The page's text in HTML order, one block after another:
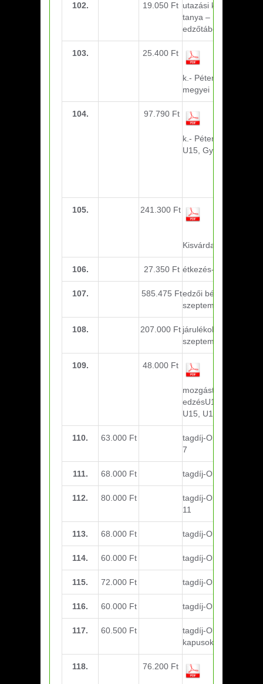
102. 19.050 Ft utazási k.- Mátyus
tanya – megyei U14
edzőtábor
103. 25.400 Ft
k.- Pétervására U14
megyei
104. 97.790 Ft
k.- Pétervására U14-
U15, Gyöngyös
105. 241.300 Ft
Kisvárda U21-U17
106. 27.350 Ft étkezés-U21-U17
107. 585.475 Ftedzői bérek-
szeptember
108. 207.000 Ft járulékok-
szeptember
109. 48.000 Ft
mozgásterápiás
edzésU12, U13, U14,
U15, U17
110. 63.000 Ft
tagdíj-Október: U5-6-
7
111. 68.000 Ft tagdíj-Október: U8-9
112. 80.000 Ft
tagdíj-Október: U10-
11
113. 68.000 Ft tagdíj-Október: U12
114. 60.000 Ft tagdíj-Október: U13
115. 72.000 Ft tagdíj-Október: U14
116. 60.000 Ft tagdíj-Október: U15
117. 60.500 Ft
tagdíj-Október:
kapusok
118. 76.200 Ft